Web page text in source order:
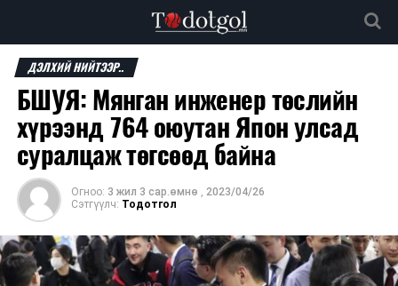
ДЭЛХИЙ НИЙТЭЭР..
БШУЯ: Мянган инженер төслийн
хүрээнд 764 оюутан Япон улсад
суралцаж төгсөөд байна
Огноо: 3 жил 3 сар.өмнө , 2023/04/26
Сэтгүүлч: Тодотгол